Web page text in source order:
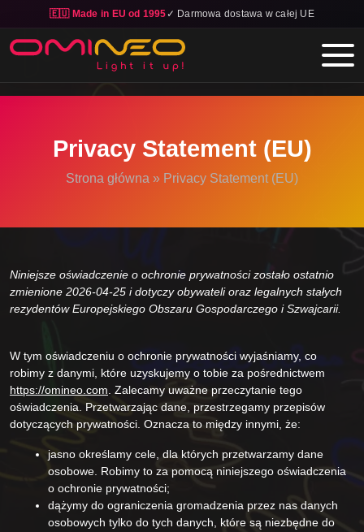
🇪🇺 Made in EU od 1995 ✓ Darmowa dostawa w całej UE
Skip to main content
Privacy Statement (EU)
Strona główna » Privacy Statement (EU)
Niniejsze oświadczenie o ochronie prywatności zostało ostatnio
zmienione 2026-04-25 i dotyczy obywateli oraz legalnych stałych
rezydentów Europejskiego Obszaru Gospodarczego i Szwajcarii.
W tym oświadczeniu o ochronie prywatności wyjaśniamy, co
robimy z danymi, które uzyskujemy o tobie za pośrednictwem
https://omineo.com . Zalecamy uważne przeczytanie tego
oświadczenia. Przetwarzając dane, przestrzegamy przepisów
dotyczących prywatności. Oznacza to między innymi, że:
jasno określamy cele, dla których przetwarzamy dane
osobowe. Robimy to za pomocą niniejszego oświadczenia
o ochronie prywatności;
dążymy do ograniczenia gromadzenia przez nas danych
osobowych tylko do tych danych, które są niezbędne do